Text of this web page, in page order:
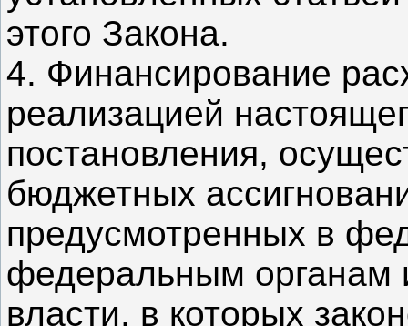
этого Закона.
4. Финансирование
реализацией
постановления,
бюджетных
предусмотренных в
федеральным органам
власти, в которых